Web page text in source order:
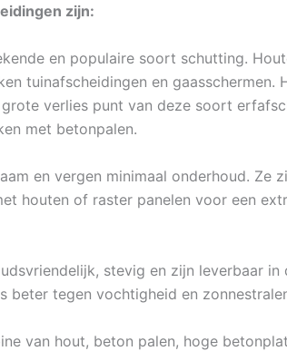
zijn:
en populaire soort schutting.
tuinafscheidingen en gaasschermen.
verlies punt van deze soort
met betonpalen.
en vergen minimaal onderhoud. Ze
houten of raster panelen voor een
stevig en zijn leverbaar
beter tegen vochtigheid en
van hout, beton palen, hoge